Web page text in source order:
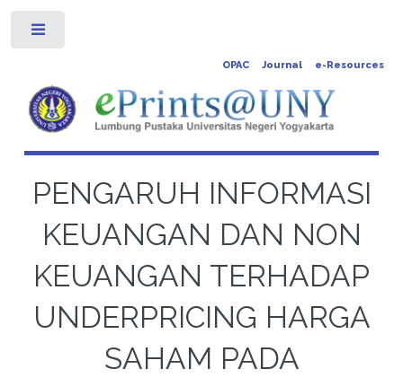
OPAC Journal e-Resources
PENGARUH INFORMASI
KEUANGAN DAN NON
KEUANGAN TERHADAP
UNDERPRICING HARGA
SAHAM PADA